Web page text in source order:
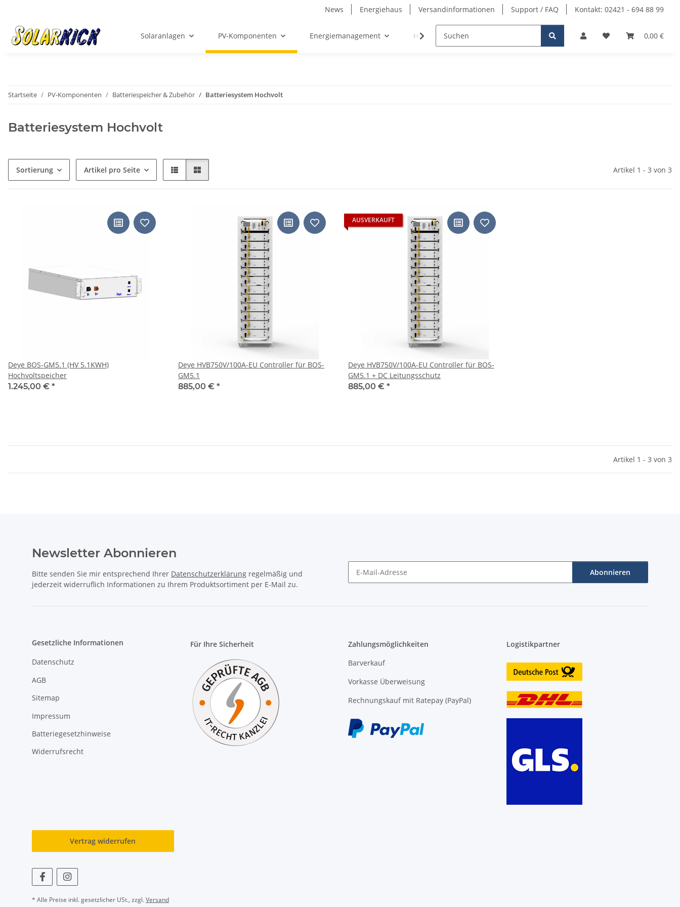
News Energiehaus Versandinformationen Support / FAQ Kontakt: 02421 - 694 88 99
0,00 €
Solaranlagen PV-Komponenten Energiemanagement Hersteller
Startseite PV-Komponenten Batteriespeicher & Zubehör Batteriesystem Hochvolt
Batteriesystem Hochvolt
Sortierung Artikel pro Seite Artikel 1 - 3 von 3
Deye BOS-GM5.1 (HV 5.1KWH)
Hochvoltspeicher
1.245,00 € *
Deye HVB750V/100A-EU Controller für BOS-
GM5.1
885,00 € *
AUSVERKAUFT
Deye HVB750V/100A-EU Controller für BOS-
GM5.1 + DC Leitungsschutz
885,00 € *
Artikel 1 - 3 von 3
Newsletter Abonnieren
Bitte senden Sie mir entsprechend Ihrer Datenschutzerklärung regelmäßig und
jederzeit widerruflich Informationen zu Ihrem Produktsortiment per E-Mail zu.
Abonnieren
Gesetzliche Informationen
Datenschutz
AGB
Sitemap
Impressum
Batteriegesetzhinweise
Widerrufsrecht
Für Ihre Sicherheit
Zahlungsmöglichkeiten
Barverkauf
Vorkasse Überweisung
Rechnungskauf mit Ratepay (PayPal)
Logistikpartner
Vertrag widerrufen
* Alle Preise inkl. gesetzlicher USt., zzgl.Versand